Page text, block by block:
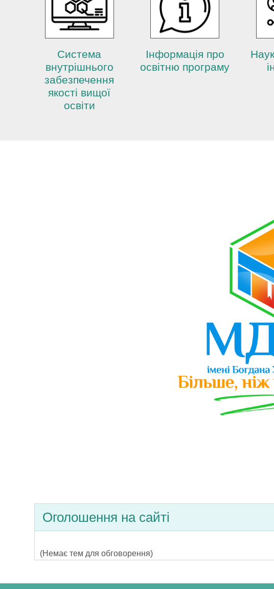
Система
внутрішнього
забезпечення
якості вищої
освіти
Інформація про
освітню програму
Оголошення на сайті
(Немає тем для обговорення)